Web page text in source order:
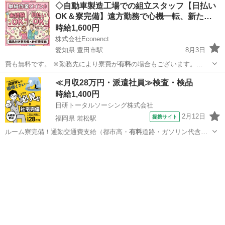
◇自動車製造工場での組立スタッフ【日払い
OK＆寮完備】遠方勤務で心機一転、新た…
時給1,600円
株式会社Econenct
愛知県 豊田市駅
8月3日
費も無料です。 ※勤務先により寮費が有料の場合もございます。
■■―…
愛知 豊田市 豊田市駅 軽作業 スタッフ
≪月収28万円・派遣社員≫検査・検品
時給1,400円
日研トータルソーシング株式会社
福岡県 若松駅
提携サイト 2月12日
ルーム寮完備！通勤交通費支給（都市高・ 有料道路・ガソリン代含む4